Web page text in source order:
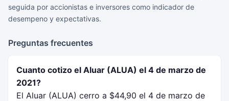
seguida por accionistas e inversores como indicador de
desempeno y expectativas.
Preguntas frecuentes
Cuanto cotizo el Aluar (ALUA) el 4 de marzo de
2021?
El Aluar (ALUA) cerro a $44,90 el 4 de marzo de